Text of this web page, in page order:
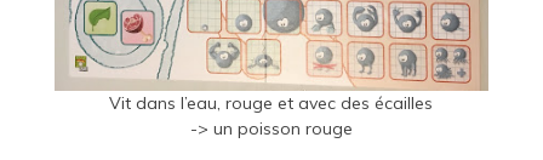
Vit dans l’eau, rouge et avec des écailles
-> un poisson rouge